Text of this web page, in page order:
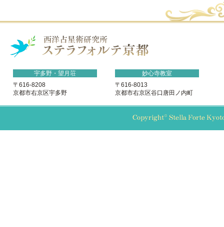
宇多野・望月荘
〒616-8208
京都市右京区宇多野
妙心寺教室
〒616-8013
京都市右京区谷口唐田ノ内町